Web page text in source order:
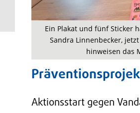
Ein Plakat und fünf Sticker
Sandra Linnenbecker,
hinweisen das
Aktionsstart gegen